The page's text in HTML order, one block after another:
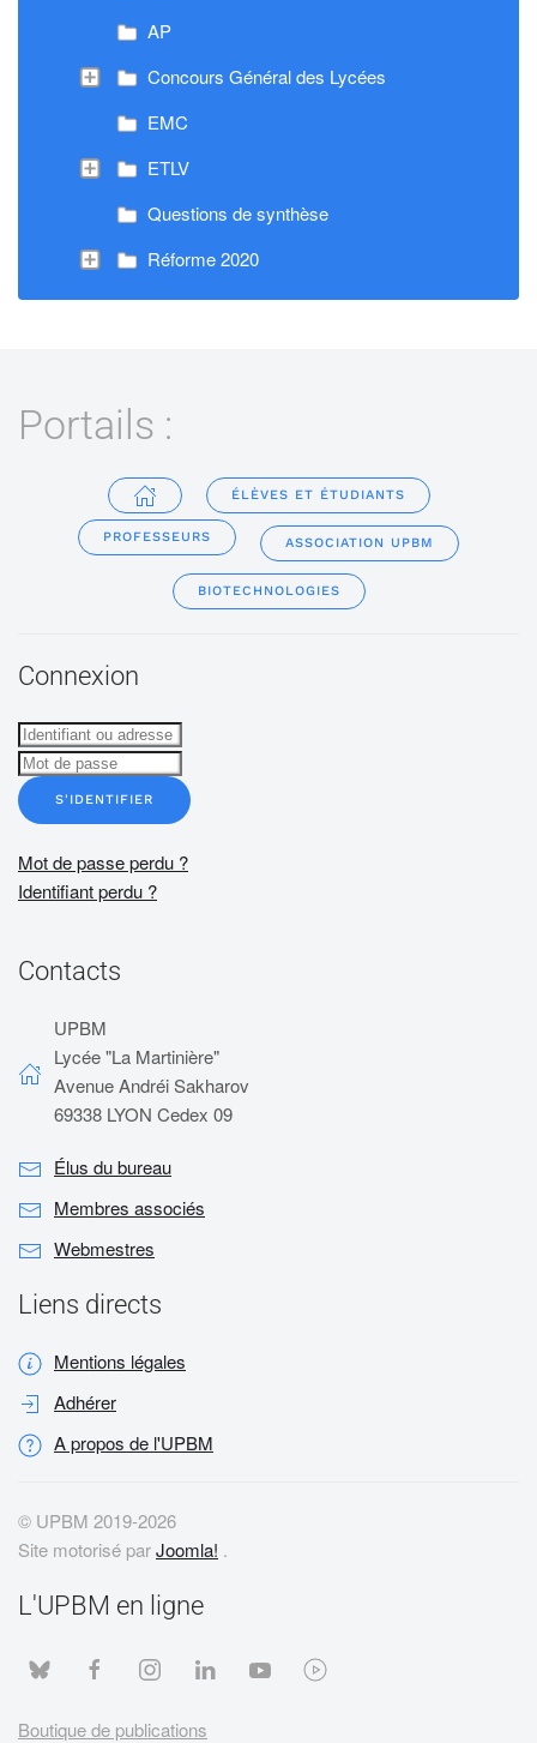
AP
Concours Général des Lycées
EMC
ETLV
Questions de synthèse
Réforme 2020
Portails :
ÉLÈVES ET ÉTUDIANTS
PROFESSEURS ASSOCIATION UPBM
BIOTECHNOLOGIES
Connexion
S'IDENTIFIER
Mot de passe perdu ?
Identifiant perdu ?
Contacts
UPBM
Lycée "La Martinière"
Avenue Andréi Sakharov
69338 LYON Cedex 09
Élus du bureau
Membres associés
Webmestres
Liens directs
Mentions légales
Adhérer
A propos de l'UPBM
© UPBM 2019-2026
Site motorisé parJoomla! .
L'UPBM en ligne
Boutique de publications